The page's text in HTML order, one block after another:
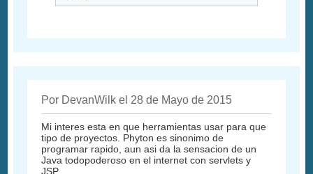
Por DevanWilk el 28 de Mayo de 2015
Mi interes esta en que herramientas usar para que
tipo de proyectos. Phyton es sinonimo de
programar rapido, aun asi da la sensacion de un
Java todopoderoso en el internet con servlets y
JSP.